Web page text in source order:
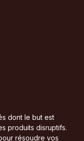
dont le but est
produits disruptifs.
résoudre vos